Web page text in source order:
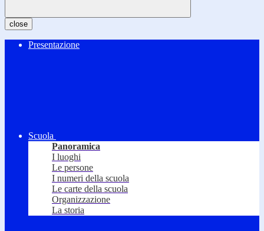
close
Presentazione
Scuola
Panoramica
I luoghi
Le persone
I numeri della scuola
Le carte della scuola
Organizzazione
La storia